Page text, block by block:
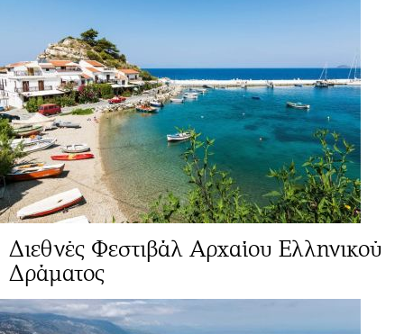
Διεθνές Φεστιβάλ Αρχαίου Ελληνικού
Δράματος